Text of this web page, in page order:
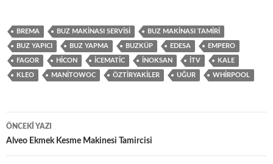
BREMA BUZ MAKINASI SERVISI BUZ MAKINASI TAMIRI
BUZ YAPICI BUZ YAPMA BUZKÜP EDESA EMPERO
FAGOR HICON ICEMATIC INOKSAN ITV KALE
KLEO MANITOWOC ÖZTIRYAKILER UĞUR WHIRPOOL
Yazı
dolaşımı
ÖNCEKI YAZI
Alveo Ekmek Kesme Makinesi Tamircisi